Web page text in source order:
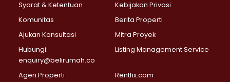
Properti Dijual di Gandaria Selatan >
Properti Dijual di Pondok Labu >
Properti Dijual di Lenteng Agung >
Properti Dijual di Senayan >
Properti Dijual di Pondok Pinang >
Syarat & Ketentuan
Kebijakan Privasi
Komunitas
Berita Properti
Ajukan Konsultasi
Mitra Proyek
Hubungi:
enquiry@belirumah.co
Listing Management Service
Agen Properti Rentfix.com